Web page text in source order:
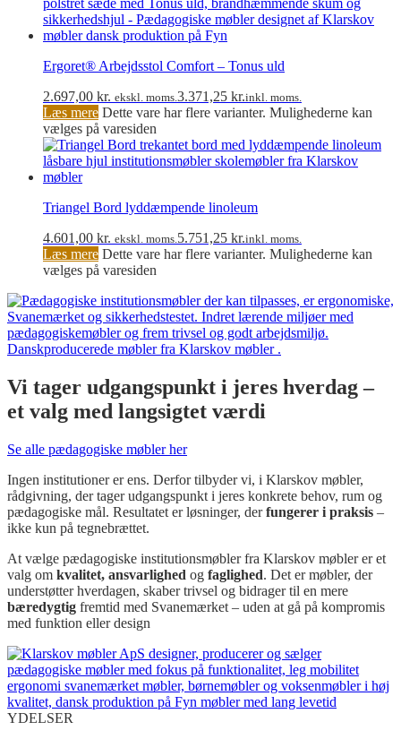
Ergoret® Arbejdsstol Comfort – Tonus uld
2.697,00 kr. ekskl. moms. 3.371,25 kr.inkl. moms.
Læs mere Dette vare har flere varianter. Mulighederne kan
vælges på varesiden
Triangel Bord lyddæmpende linoleum
4.601,00 kr. ekskl. moms. 5.751,25 kr.inkl. moms.
Læs mere Dette vare har flere varianter. Mulighederne kan
vælges på varesiden
Vi tager udgangspunkt i jeres hverdag –
et valg med langsigtet værdi
Se alle pædagogiske møbler her
Ingen institutioner er ens. Derfor tilbyder vi, i Klarskov møbler,
rådgivning, der tager udgangspunkt i jeres konkrete behov, rum og
pædagogiske mål. Resultatet er løsninger, derfungerer i praksis –
ikke kun på tegnebrættet.
At vælge pædagogiske institutionsmøbler fra Klarskov møbler er et
valg om kvalitet, ansvarlighed og faglighed. Det er møbler, der
understøtter hverdagen, skaber trivsel og bidrager til en mere
bæredygtig fremtid med Svanemærket – uden at gå på kompromis
med funktion eller design
YDELSER